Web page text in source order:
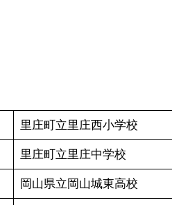
里庄町立里庄西小学校
里庄町立里庄中学校
岡山県立岡山城東高校